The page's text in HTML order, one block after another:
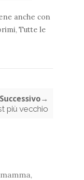
anche con
, Tutte le
più vecchio